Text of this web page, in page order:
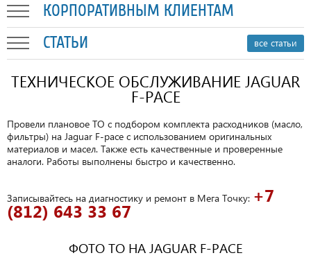
КОРПОРАТИВНЫМ КЛИЕНТАМ
СТАТЬИ
все статьи
ТЕХНИЧЕСКОЕ ОБСЛУЖИВАНИЕ JAGUAR
F-PACE
Провели плановое ТО с подбором комплекта расходников (масло,
фильтры) на Jaguar F-pace с использованием оригинальных
материалов и масел. Также есть качественные и проверенные
аналоги. Работы выполнены быстро и качественно.
Записывайтесь на диагностику и ремонт в Мега Точку: +7
(812) 643 33 67
ФОТО ТО НА JAGUAR F-PACE